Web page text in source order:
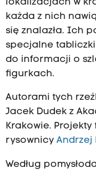
lokalizacjach w
każda z nich
się znalazła. Ich
specjalne tabliczki
do informacji o
figurkach.
Autorami tych
Jacek Dudek z
Krakowie.
rysownicyAndrzej
Według